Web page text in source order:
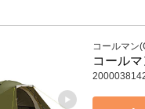
コールマン
コール